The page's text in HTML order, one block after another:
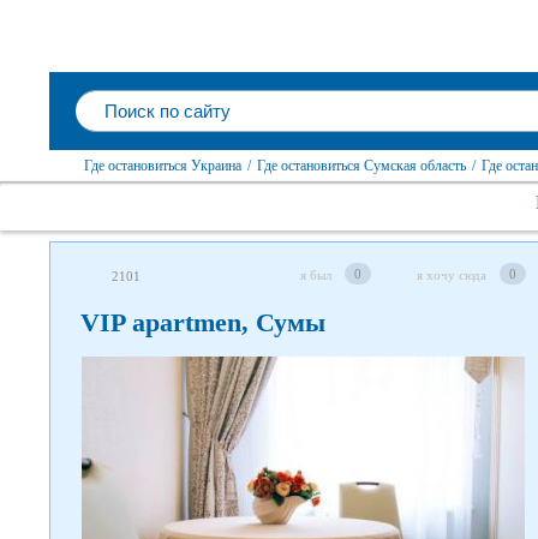
Где остановиться Украина / Где остановиться Сумская область / Где
2101 я был 0 я хочу сюда 0
VIP apartmen, Сумы
Следите за нами в соцсетях